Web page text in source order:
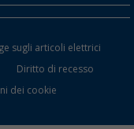
sugli articoli elettrici
Diritto di recesso
dei cookie